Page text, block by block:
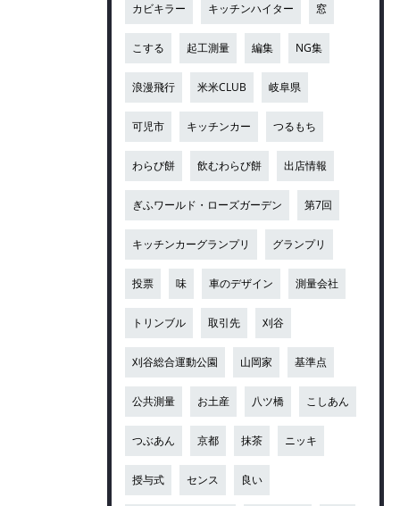
カビキラー キッチンハイター 窓
こする 起工測量 編集 NG集
浪漫飛行 米米CLUB 岐阜県
可児市 キッチンカー つるもち
わらび餅 飲むわらび餅 出店情報
ぎふワールド・ローズガーデン 第7回
キッチンカーグランプリ グランプリ
投票 味 車のデザイン 測量会社
トリンブル 取引先 刈谷
刈谷総合運動公園 山岡家 基準点
公共測量 お土産 八ツ橋 こしあん
つぶあん 京都 抹茶 ニッキ
授与式 センス 良い